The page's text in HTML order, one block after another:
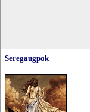
Seregaugpok